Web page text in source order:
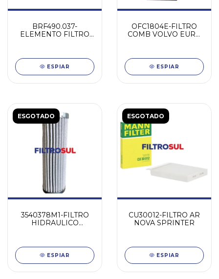
BRF490.037-
ELEMENTO FILTRO
ESPIAR
OFC1804E-FILTRO
COMB VOLVO EURO
ESPIAR
ESGOTADO
3540378M1-FILTRO
HIDRAULICO
ESPIAR
ESGOTADO
CU30012-FILTRO AR
NOVA SPRINTER
ESPIAR